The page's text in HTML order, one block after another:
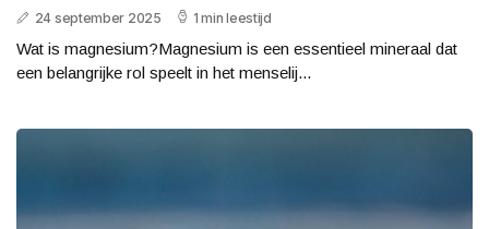
24 september 2025 1 min leestijd
Wat is magnesium?Magnesium is een essentieel mineraal dat
een belangrijke rol speelt in het menselij...